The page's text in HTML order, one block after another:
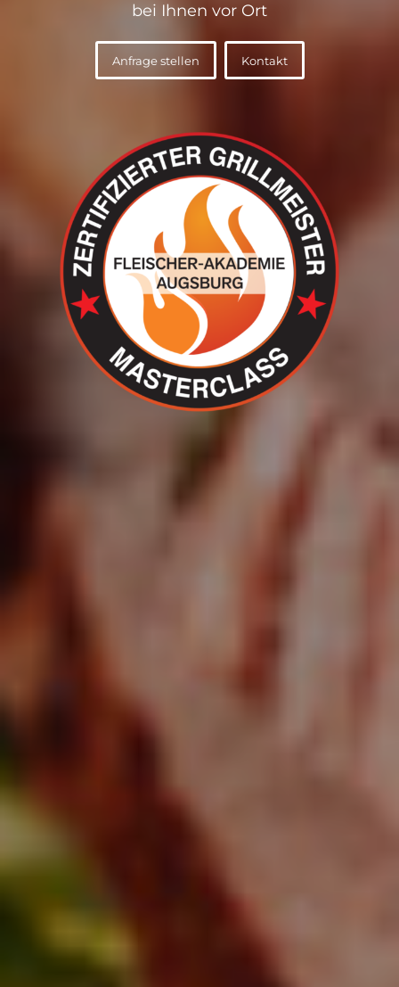
bei Ihnen vor Ort
Anfrage stellen Kontakt